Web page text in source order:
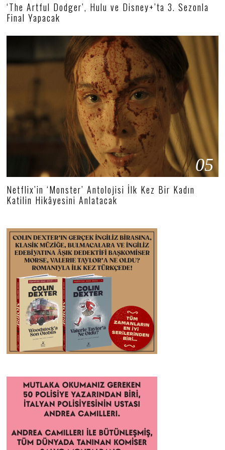
‘The Artful Dodger’, Hulu ve Disney+’ta 3. Sezonla
Final Yapacak
05
Netflix’in ‘Monster’ Antolojisi İlk Kez Bir Kadın
Katilin Hikâyesini Anlatacak